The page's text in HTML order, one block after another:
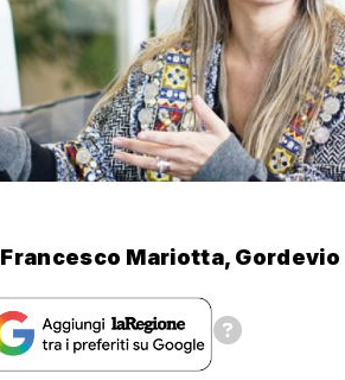
Francesco Mariotta, Gordevio